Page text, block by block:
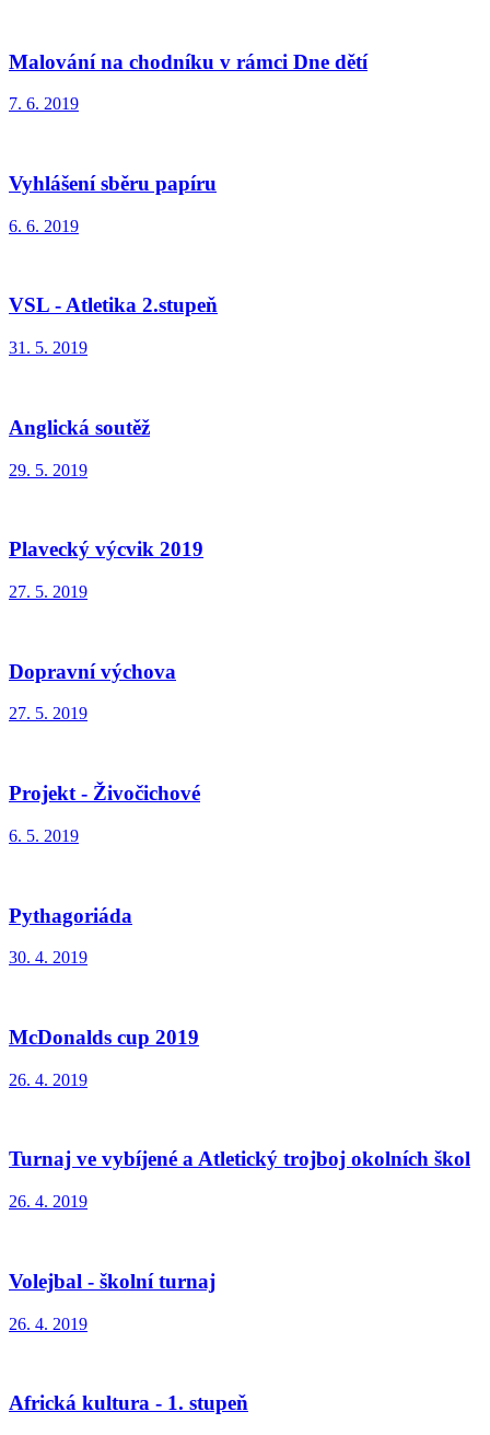
Malování na chodníku v rámci Dne dětí
7. 6. 2019
Vyhlášení sběru papíru
6. 6. 2019
VSL - Atletika 2.stupeň
31. 5. 2019
Anglická soutěž
29. 5. 2019
Plavecký výcvik 2019
27. 5. 2019
Dopravní výchova
27. 5. 2019
Projekt - Živočichové
6. 5. 2019
Pythagoriáda
30. 4. 2019
McDonalds cup 2019
26. 4. 2019
Turnaj ve vybíjené a Atletický trojboj okolních škol
26. 4. 2019
Volejbal - školní turnaj
26. 4. 2019
Africká kultura - 1. stupeň